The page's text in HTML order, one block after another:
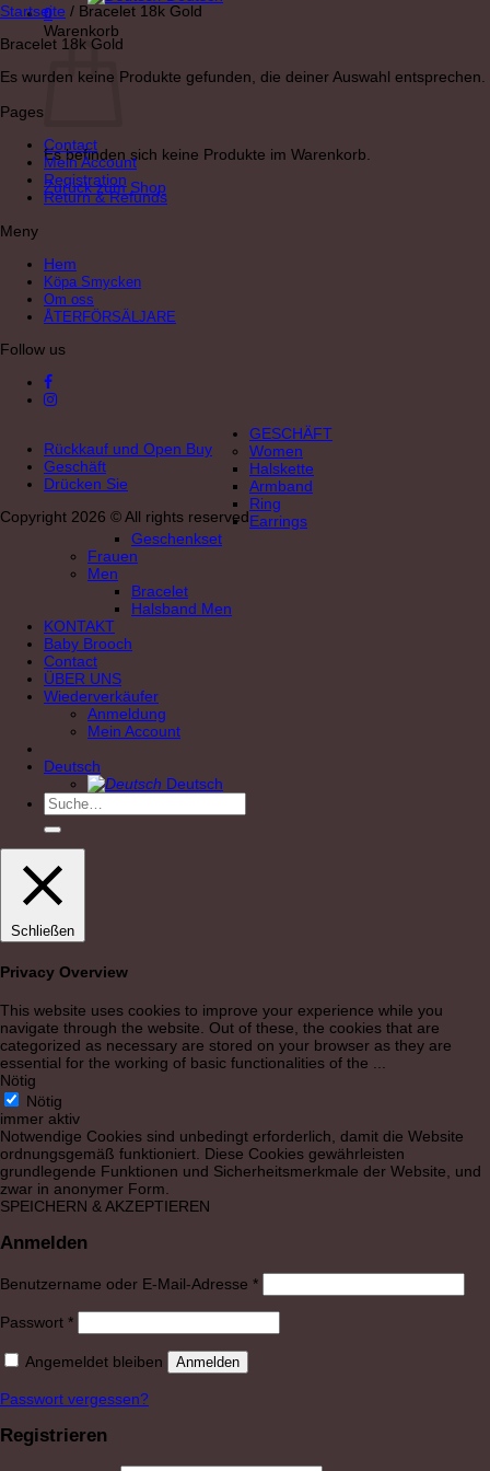
0
Warenkorb
Es befinden sich keine Produkte im Warenkorb.
Zurück zum Shop
Startseite / Bracelet 18k Gold
Bracelet 18k Gold
Es wurden keine Produkte gefunden, die deiner Auswahl entsprechen.
Pages
Contact
Mein Account
Registration
Return & Refunds
Meny
Hem
Köpa Smycken
Om oss
ÅTERFÖRSÄLJARE
Follow us
Rückkauf und Open Buy
Geschäft
Drücken Sie
Copyright 2026 © All rights reserved
GESCHÄFT
Women
Halskette
Armband
Ring
Earrings
Geschenkset
Frauen
Men
Bracelet
Halsband Men
KONTAKT
Baby Brooch
Contact
ÜBER UNS
Wiederverkäufer
Anmeldung
Mein Account
Deutsch
Deutsch
Suche
nach:
Schließen
Privacy Overview
This website uses cookies to improve your experience while you
navigate through the website. Out of these, the cookies that are
categorized as necessary are stored on your browser as they are
essential for the working of basic functionalities of the
Nötig
Nötig
immer aktiv
Notwendige Cookies sind unbedingt erforderlich, damit die Website
ordnungsgemäß funktioniert. Diese Cookies gewährleisten
grundlegende Funktionen und Sicherheitsmerkmale der Website, und
zwar in anonymer Form.
SPEICHERN & AKZEPTIEREN
Anmelden
Benutzername oder E-Mail-Adresse *Erforderlich
Passwort *Erforderlich
Angemeldet bleiben Anmelden
Passwort vergessen?
Registrieren